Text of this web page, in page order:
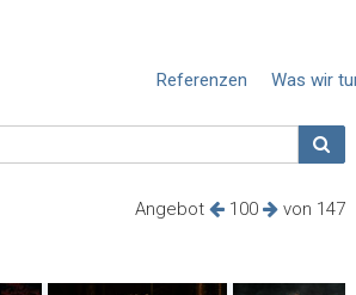
Was wir
Referenzen
Angebot 100 von 147